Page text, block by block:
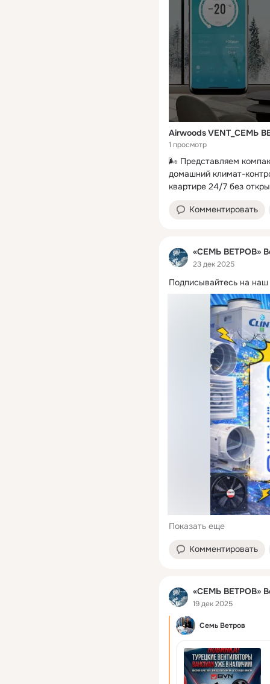
Airwoods VENT_СЕМЬ
1 просмотр
🌬️ Представляем
домашний климат-
квартире 24/7 без
Комментировать
«СЕМЬ ВЕТРОВ»
23 дек 2025
Подписывайтесь на наш
Показать еще
Комментировать
«СЕМЬ ВЕТРОВ»
19 дек 2025
Семь Ветров